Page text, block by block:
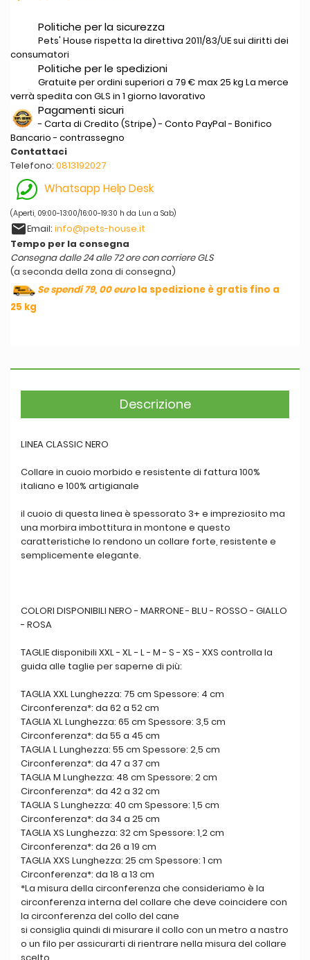
Politiche per la sicurezza
Pets' House rispetta la direttiva 2011/83/UE sui diritti dei
consumatori
Politiche per le spedizioni
Gratuite per ordini superiori a 79 € max 25 kg La merce
verrà spedita con GLS in 1 giorno lavorativo
Pagamenti sicuri
- Carta di Credito (Stripe) - Conto PayPal - Bonifico
Bancario - contrassegno
Contattaci
Telefono: 0813192027
Whatsapp Help Desk
(Aperti, 09:00-13:00/16:00-19:30 h da Lun a Sab)
emailEmail: info@pets-house.it
Tempo per la consegna
Consegna dalle 24 alle 72 ore con corriere GLS
(a seconda della zona di consegna)
Se spendi 79, 00 eurola spedizione è gratis fino a
25 kg
Descrizione
LINEA CLASSIC NERO
Collare in cuoio morbido e resistente di fattura 100%
italiano e 100% artigianale
il cuoio di questa linea è spessorato 3+ e impreziosito ma
una morbira imbottitura in montone e questo
caratteristiche lo rendono un collare forte, resistente e
semplicemente elegante.
COLORI DISPONIBILI NERO - MARRONE - BLU - ROSSO - GIALLO
- ROSA
TAGLIE disponibili XXL - XL - L - M - S - XS - XXS controlla la
guida alle taglie per saperne di più:
TAGLIA XXL Lunghezza: 75 cm Spessore: 4 cm
Circonferenza*: da 62 a 52 cm
TAGLIA XL Lunghezza: 65 cm Spessore: 3,5 cm
Circonferenza*: da 55 a 45 cm
TAGLIA L Lunghezza: 55 cm Spessore: 2,5 cm
Circonferenza*: da 47 a 37 cm
TAGLIA M Lunghezza: 48 cm Spessore: 2 cm
Circonferenza*: da 42 a 32 cm
TAGLIA S Lunghezza: 40 cm Spessore: 1,5 cm
Circonferenza*: da 34 a 25 cm
TAGLIA XS Lunghezza: 32 cm Spessore: 1,2 cm
Circonferenza*: da 26 a 19 cm
TAGLIA XXS Lunghezza: 25 cm Spessore: 1 cm
Circonferenza*: da 18 a 13 cm
*La misura della circonferenza che consideriamo è la
circonferenza interna del collare che deve coincidere con
la circonferenza del collo del cane
si consiglia quindi di misurare il collo con un metro a nastro
o un filo per assicurarti di rientrare nella misura del collare